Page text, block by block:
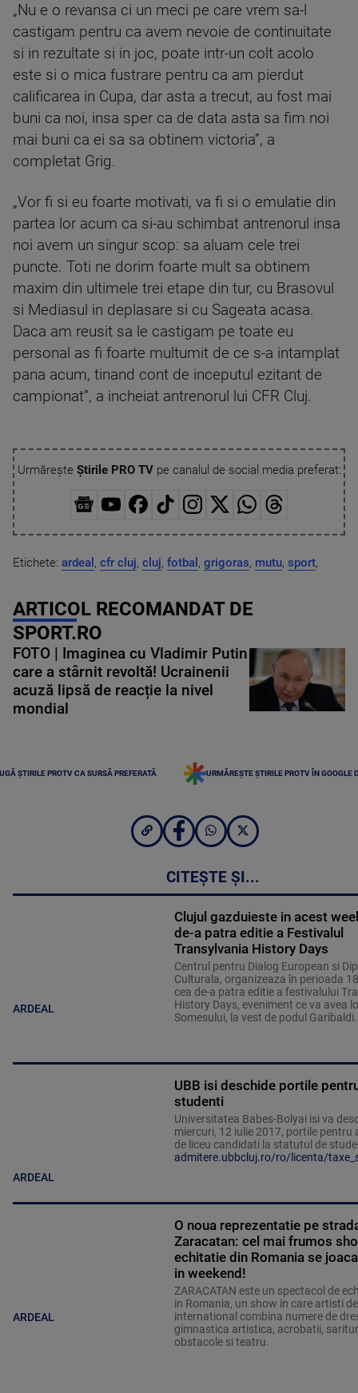
„Nu e o revansa ci un meci pe care vrem sa-l
castigam pentru ca avem nevoie de continuitate
si in rezultate si in joc, poate intr-un colt acolo
este si o mica fustrare pentru ca am pierdut
calificarea in Cupa, dar asta a trecut, au fost mai
buni ca noi, insa sper ca de data asta sa fim noi
mai buni ca ei sa sa obtinem victoria”, a
completat Grig.
„Vor fi si eu foarte motivati, va fi si o emulatie din
partea lor acum ca si-au schimbat antrenorul insa
noi avem un singur scop: sa aluam cele trei
puncte. Toti ne dorim foarte mult sa obtinem
maxim din ultimele trei etape din tur, cu Brasovul
si Mediasul in deplasare si cu Sageata acasa.
Daca am reusit sa le castigam pe toate eu
personal as fi foarte multumit de ce s-a intamplat
pana acum, tinand cont de inceputul ezitant de
campionat”, a incheiat antrenorul lui CFR Cluj.
Urmărește Știrile PRO TVpe canalul de social media preferat:
Etichete: ardeal , cfr cluj, cluj, fotbal , grigoras, mutu, sport,
ARTICOL RECOMANDAT DE
SPORT.RO
FOTO | Imaginea cu Vladimir Putin
care a stârnit revoltă! Ucrainenii
acuză lipsă de reacție la nivel
mondial
ȘTIRILE PROTV CA SURSĂ PREFERATĂ URMĂREȘTE ȘTIRILE PROTV ÎN GOOGLE
CITEȘTE ȘI...
ARDEAL
Clujul gazduieste in acest
de-a patra editie a Festivalul
Transylvania History Days
Centrul pentru Dialog European si
Culturala, organizeaza în perioada
cea de-a patra editie a festivalului
History Days, eveniment ce va avea
Somesului, la vest de podul Garibaldi.
ARDEAL
UBB isi deschide portile
studenti
Universitatea Babes-Bolyai isi va
miercuri, 12 iulie 2017, portile pentru
de liceu candidati la statutul de
admitere.ubbcluj.ro/ro/licenta/
ARDEAL
O noua reprezentatie pe
Zaracatan: cel mai frumos
echitatie din Romania se
in weekend!
ZARACATAN este un spectacol de
in Romania, un show in care artisti
international combina numere de
gimnastica artistica, acrobatii,
obstacole si teatru.